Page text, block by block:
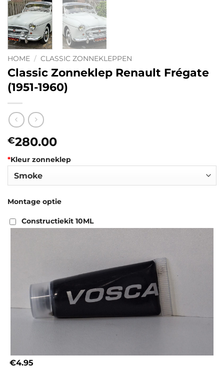
HOME / CLASSIC ZONNEKLEPPEN
Classic Zonneklep Renault Frégate
(1951-1960)
€280.00
*Kleur zonneklep
Montage optie
Constructiekit 10ML
€4.95